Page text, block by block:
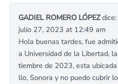
GADIEL ROMERO LÓPEZdice:
julio 27, 2023 at 12:49 am
Hola buenas tardes, fue
a Universidad de la Libertad,
tiembre de 2023, esta
llo, Sonora y no puedo cubrir